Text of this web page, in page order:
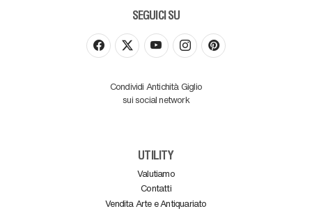
SEGUICI SU
Condividi Antichità Giglio
sui social network
UTILITY
Valutiamo
Contatti
Vendita Arte e Antiquariato